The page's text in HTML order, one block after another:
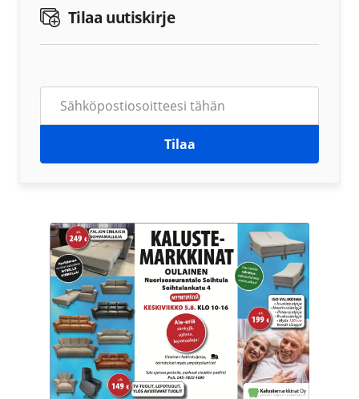
Tilaa uutiskirje
Tilaa